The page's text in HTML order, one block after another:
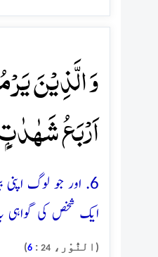
وَ الَّذِیۡنَ
اَرۡبَعُ شَہٰدٰتٍۭ
6. اور جو لوگ
ایک شخص کی گواہی
(النُّوْر، 24
:
6
)